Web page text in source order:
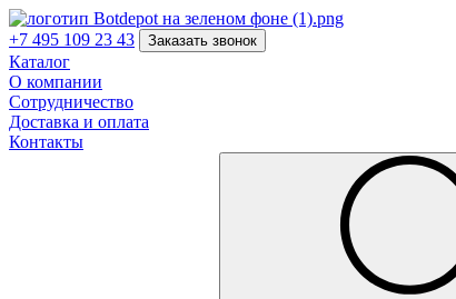
+7 495 109 23 43 Заказать звонок
Каталог
О компании
Сотрудничество
Доставка и оплата
Контакты